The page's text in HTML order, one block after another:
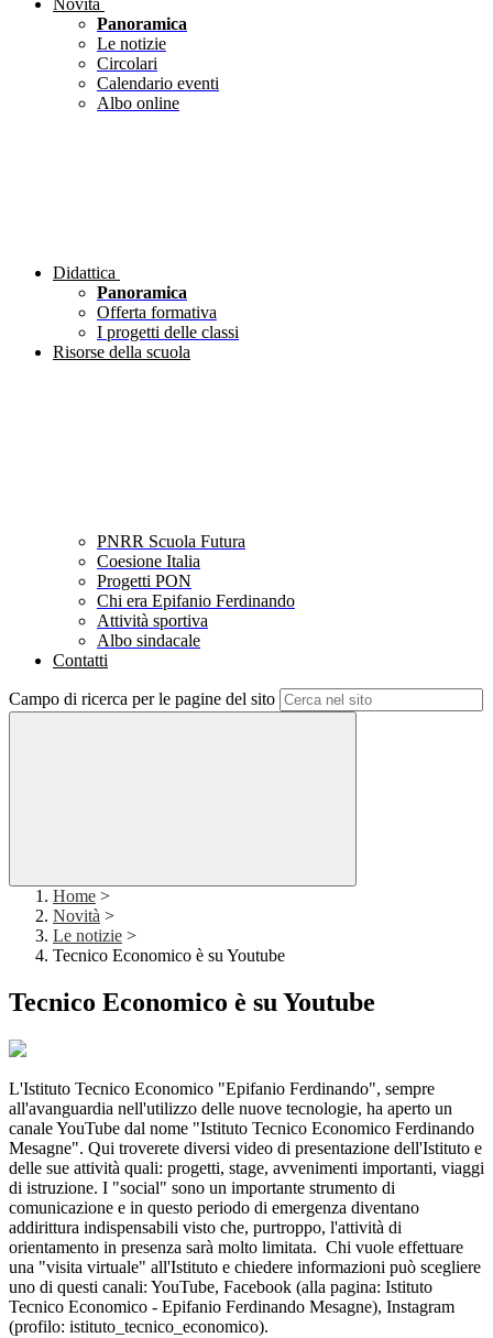
Novità
Panoramica
Le notizie
Circolari
Calendario eventi
Albo online
Didattica
Panoramica
Offerta formativa
I progetti delle classi
Risorse della scuola
PNRR Scuola Futura
Coesione Italia
Progetti PON
Chi era Epifanio Ferdinando
Attività sportiva
Albo sindacale
Contatti
Campo di ricerca per le pagine del sito
Home >
Novità >
Le notizie >
Tecnico Economico è su Youtube
Tecnico Economico è su Youtube
L'Istituto Tecnico Economico "Epifanio Ferdinando", sempre
all'avanguardia nell'utilizzo delle nuove tecnologie, ha aperto un
canale YouTube dal nome "Istituto Tecnico Economico Ferdinando
Mesagne". Qui troverete diversi video di presentazione dell'Istituto e
delle sue attività quali: progetti, stage, avvenimenti importanti, viaggi
di istruzione. I "social" sono un importante strumento di
comunicazione e in questo periodo di emergenza diventano
addirittura indispensabili visto che, purtroppo, l'attività di
orientamento in presenza sarà molto limitata. Chi vuole effettuare
una "visita virtuale" all'Istituto e chiedere informazioni può scegliere
uno di questi canali: YouTube, Facebook (alla pagina: Istituto
Tecnico Economico - Epifanio Ferdinando Mesagne), Instagram
(profilo: istituto_tecnico_economico).